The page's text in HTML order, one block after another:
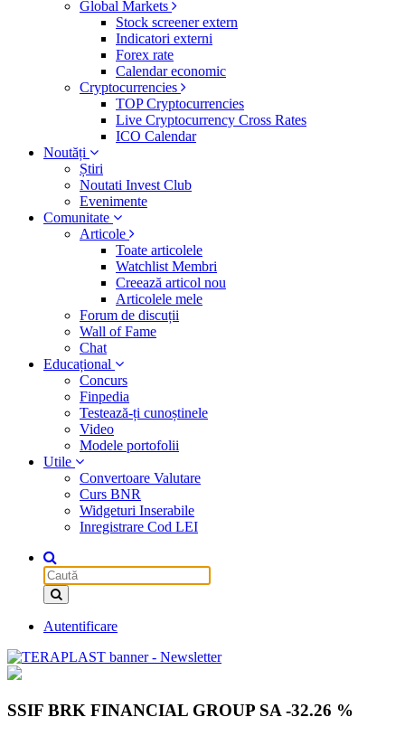
Global Markets
Stock screener extern
Indicatori externi
Forex rate
Calendar economic
Cryptocurrencies
TOP Cryptocurrencies
Live Cryptocurrency Cross Rates
ICO Calendar
Noutăți
Știri
Noutati Invest Club
Evenimente
Comunitate
Articole
Toate articolele
Watchlist Membri
Creează articol nou
Articolele mele
Forum de discuții
Wall of Fame
Chat
Educațional
Concurs
Finpedia
Testează-ți cunoștinele
Video
Modele portofolii
Utile
Convertoare Valutare
Curs BNR
Widgeturi Inserabile
Inregistrare Cod LEI
Autentificare
SSIF BRK FINANCIAL GROUP SA -32.26 %